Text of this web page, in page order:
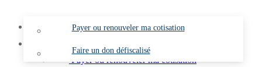
Payer ou renouveler ma cotisation
Faire un don défiscalisé
Accueil
Payer ou renouveler ma cotisation